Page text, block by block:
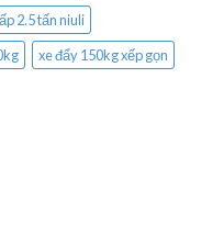
2.5 tấn niuli
xe đẩy 150kg xếp gọn